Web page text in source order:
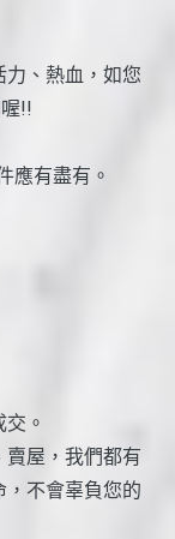
、熱血，如您
!!
應有盡有。
。
屋，我們都有
不會辜負您的